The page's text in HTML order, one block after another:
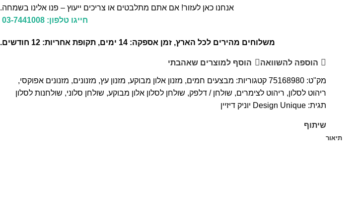
אנחנו כאן לעזור! אם אתם מתלבטים או צריכים ייעוץ – פנו אלינו בשמחה.
חייגו טלפון: 03-7441008
משלוחים מהירים לכל הארץ, זמן אספקה: 14 ימים, תקופת אחריות: 12 חודשים.
הוספה להשוואה הוסף למוצרים שאהבתי
מק"ט: 75168980 קטגוריות: מבצעים חמים, מזנון אלון מבוקע, מזנון עץ, מזנונים, מזנונים אפוקסי,
ריהוט לסלון, ריהוט לצימרים, שולחן / דלפק, שולחן לסלון אלון מבוקע, שולחן סלוני, שולחנות לסלון
תגית: Design Unique יוניק דיזיין
שיתוף
תיאור